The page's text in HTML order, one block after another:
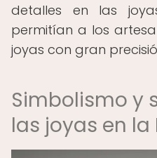
detalles en las
permitían a los
joyas con gran
Simbolismo y
las joyas en la